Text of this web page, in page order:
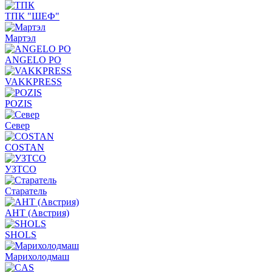
ТПК "ШЕФ"
Мартэл
ANGELO PO
VAKKPRESS
POZIS
Север
COSTAN
УЗТСО
Старатель
АНТ (Австрия)
SHOLS
Марихолодмаш